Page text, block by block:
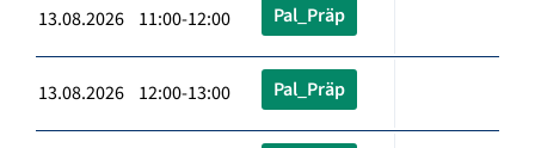
13.08.2026 11:00-12:00 Pal_Präp
13.08.2026 12:00-13:00 Pal_Präp